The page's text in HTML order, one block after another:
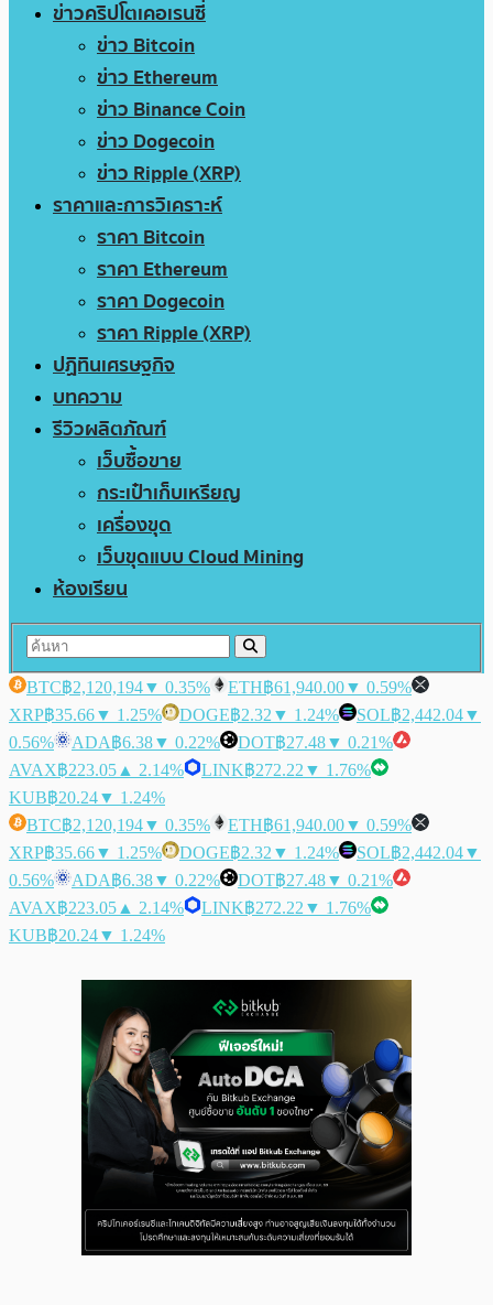
ข่าวคริปโตเคอเรนซี่
ข่าว Bitcoin
ข่าว Ethereum
ข่าว Binance Coin
ข่าว Dogecoin
ข่าว Ripple (XRP)
ราคาและการวิเคราะห์
ราคา Bitcoin
ราคา Ethereum
ราคา Dogecoin
ราคา Ripple (XRP)
ปฏิทินเศรษฐกิจ
บทความ
รีวิวผลิตภัณฑ์
เว็บซื้อขาย
กระเป๋าเก็บเหรียญ
เครื่องขุด
เว็บขุดแบบ Cloud Mining
ห้องเรียน
BTC฿2,120,194▼ 0.35% ETH฿61,940.00▼ 0.59%
XRP฿35.66▼ 1.25% DOGE฿2.32 ▼ 1.24% SOL฿2,442.04▼
0.56%
ADA฿6.38▼ 0.22% DOT฿27.48▼ 0.21%
AVAX฿223.05 ▲ 2.14% LINK฿272.22 ▼ 1.76%
KUB฿20.24▼ 1.24%
BTC฿2,120,194▼ 0.35% ETH฿61,940.00▼ 0.59%
XRP฿35.66▼ 1.25% DOGE฿2.32 ▼ 1.24% SOL฿2,442.04▼
0.56%
ADA฿6.38▼ 0.22% DOT฿27.48▼ 0.21%
AVAX฿223.05 ▲ 2.14% LINK฿272.22 ▼ 1.76%
KUB฿20.24▼ 1.24%